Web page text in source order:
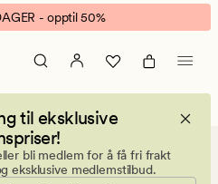
- opptil 50%
til eksklusive
bli medlem for å få fri frakt
eksklusive medlemstilbud.